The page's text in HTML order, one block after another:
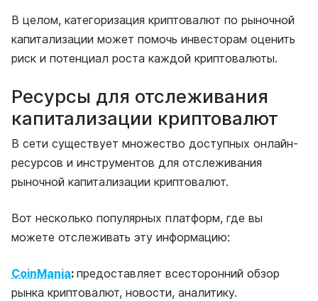
В целом, категоризация криптовалют по рыночной
капитализации может помочь инвесторам оценить
риск и потенциал роста каждой криптовалюты.
Ресурсы для отслеживания
капитализации криптовалют
В сети существует множество доступных онлайн-
ресурсов и инструментов для отслеживания
рыночной капитализации криптовалют.
Вот несколько популярных платформ, где вы
можете отслеживать эту информацию:
CoinMania: предоставляет всесторонний обзор
рынка криптовалют, новости, аналитику.